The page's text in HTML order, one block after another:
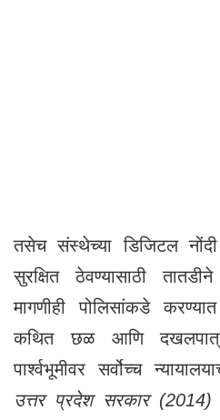
तसेच संस्थेच्या डिजिटल
सुरक्षित ठेवण्यासाठी
मागणीही पोलिसांकडे
कथित छळ आणि दखलपात्र
पार्श्वभूमीवर सर्वोच्च
उत्तर प्रदेश सरकार (2014)